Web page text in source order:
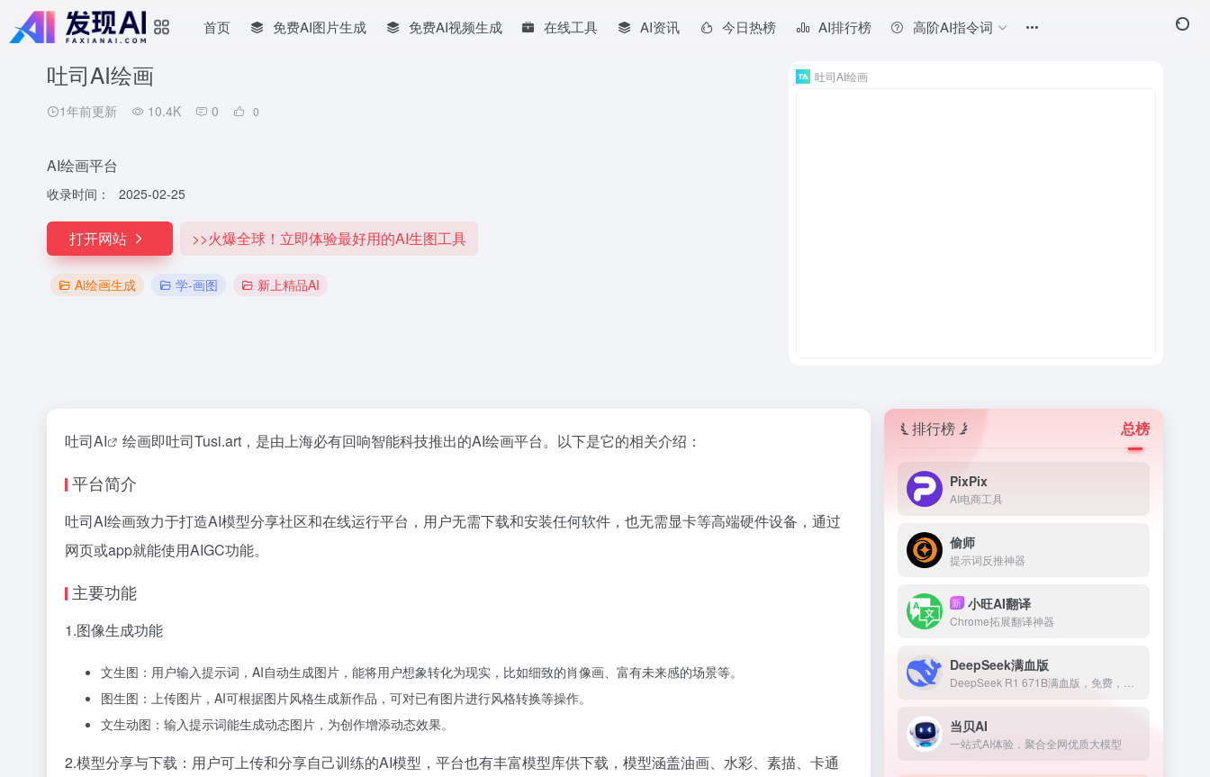
首页 免费AI图片生成 免费AI视频生成 在线工具 AI资讯 今日热榜 AI排行榜 高阶AI指令词
吐司AI绘画
1年前更新 10.4K 0 0
AI绘画平台
收录时间： 2025-02-25
打开网站 >>火爆全球！立即体验最好用的AI生图工具
Ai绘画生成 学-画图 新上精品AI
吐司AI绘画
吐司AI 绘画即吐司Tusi.art，是由上海必有回响智能科技推出的AI绘画平台。以下是它的相关介绍：
平台简介
吐司AI绘画致力于打造AI模型分享社区和在线运行平台，用户无需下载和安装任何软件，也无需显卡等高端硬件设备，通过
网页或app就能使用AIGC功能。
主要功能
1.图像生成功能
文生图：用户输入提示词，AI自动生成图片，能将用户想象转化为现实，比如细致的肖像画、富有未来感的场景等。
图生图：上传图片，AI可根据图片风格生成新作品，可对已有图片进行风格转换等操作。
文生动图：输入提示词能生成动态图片，为创作增添动态效果。
2.模型分享与下载：用户可上传和分享自己训练的AI模型，平台也有丰富模型库供下载，模型涵盖油画、水彩、素描、卡通
排行榜 总榜
PixPix
AI电商工具
偷师
提示词反推神器
新 小旺AI翻译
Chrome拓展翻译神器
DeepSeek满血版
当贝AI
一站式AI体验，聚合全网优质大模型